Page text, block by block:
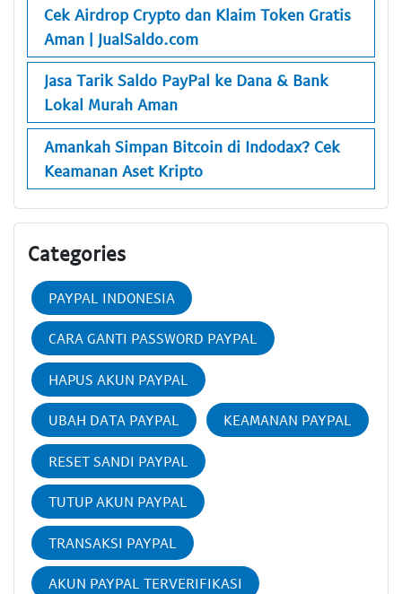
Cek Airdrop Crypto dan Klaim Token Gratis
Aman | JualSaldo.com
Jasa Tarik Saldo PayPal ke Dana & Bank
Lokal Murah Aman
Amankah Simpan Bitcoin di Indodax? Cek
Keamanan Aset Kripto
Categories
PAYPAL INDONESIA
CARA GANTI PASSWORD PAYPAL
HAPUS AKUN PAYPAL
UBAH DATA PAYPAL KEAMANAN PAYPAL
RESET SANDI PAYPAL
TUTUP AKUN PAYPAL
TRANSAKSI PAYPAL
AKUN PAYPAL TERVERIFIKASI